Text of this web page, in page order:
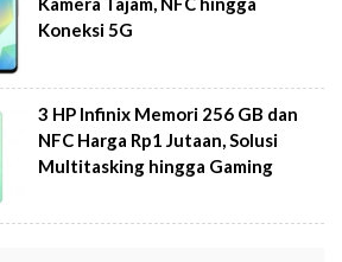
Koneksi 5G
3 HP Infinix Memori 256 GB dan
NFC Harga Rp1 Jutaan, Solusi
Multitasking hingga Gaming